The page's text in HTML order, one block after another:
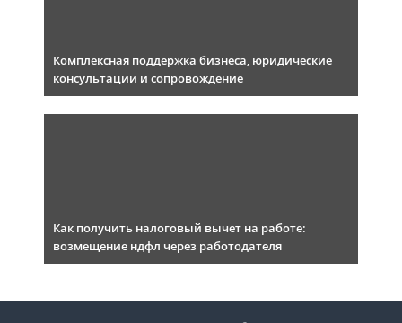
Комплексная поддержка бизнеса, юридические
консультации и сопровождение
Как получить налоговый вычет на работе:
возмещение ндфл через работодателя